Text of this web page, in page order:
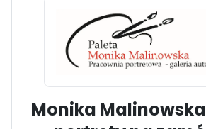
Monika Malinowska